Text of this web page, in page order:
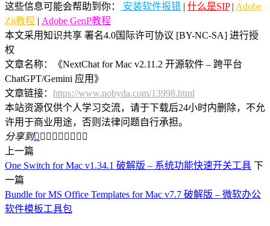
这些信息可能会帮助到你：
安装软件报错 | 什么是SIP| Adobe
Zii教程 | Adobe GenP教程
本文采用知识共享 署名4.0国际许可协议 [BY-NC-SA] 进行授
权
文章名称：《NextChat for Mac v2.11.2 开源软件 – 跨平台
ChatGPT/Gemini 应用》
文章链接： https://www.nobyda.com/13998.html
本站资源仅供个人学习交流，请于下载后24小时内删除，不允
许用于商业用途，否则法律问题自行承担。
分享到        
上一篇
One Switch for Mac v1.34.1 破解版 – 系统功能快速开关工具 下
一篇
Bundle for MS Office Templates for Mac v7.7 破解版 – 微软办公
软件模板工具包